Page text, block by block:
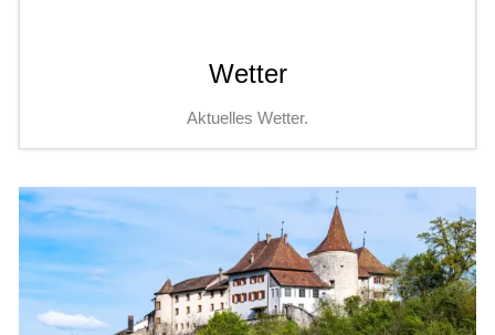
Wetter
Aktuelles Wetter.